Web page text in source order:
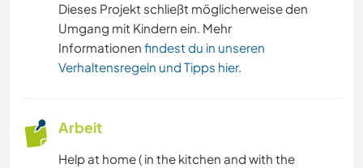
Dieses Projekt schließt möglicherweise den
Umgang mit Kindern ein. Mehr
Informationen findest du in unseren
Verhaltensregeln und Tipps hier.
Arbeit
Help at home ( in the kitchen and with the